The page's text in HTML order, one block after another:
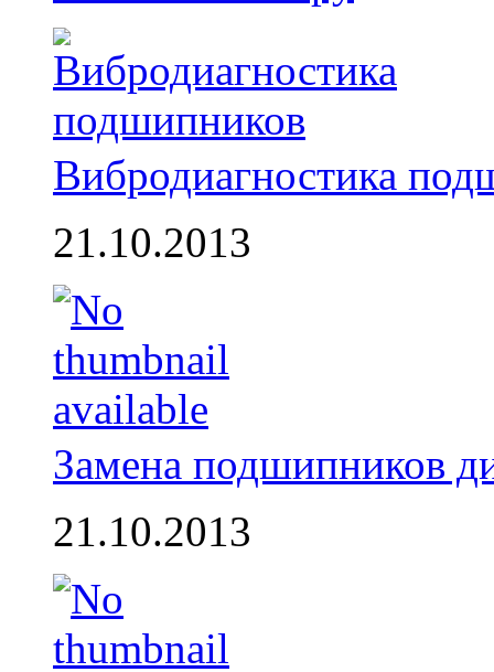
Вибродиагностика
21.10.2013
Замена подшипников
21.10.2013